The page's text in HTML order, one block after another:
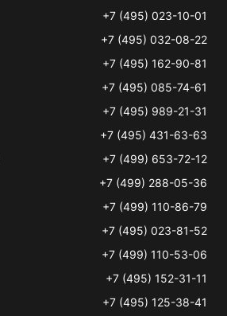
+7 (495) 023-10-01
+7 (495) 032-08-22
+7 (495) 162-90-81
+7 (495) 085-74-61
+7 (495) 989-21-31
+7 (495) 431-63-63
+7 (499) 653-72-12
+7 (499) 288-05-36
+7 (499) 110-86-79
+7 (495) 023-81-52
+7 (499) 110-53-06
+7 (495) 152-31-11
+7 (495) 125-38-41